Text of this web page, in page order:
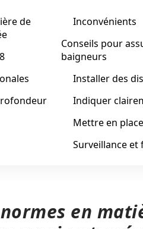
de
Inconvénients
Conseils pour
baigneurs
Installer des
Indiquer
Mettre en
Surveillance
en